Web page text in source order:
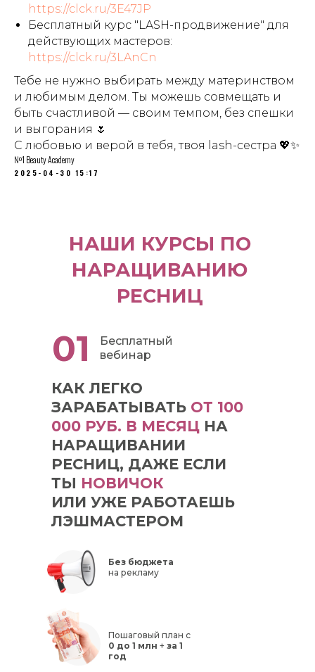
https://clck.ru/3E47JP
Бесплатный курс "LASH-продвижение" для
действующих мастеров:
https://clck.ru/3LAnCn
Тебе не нужно выбирать между материнством
и любимым делом. Ты можешь совмещать и
быть счастливой — своим темпом, без спешки
и выгорания 🌷
С любовью и верой в тебя, твоя lash-сестра 💖✨
№1 Beauty Academy
2025-04-30 15:17
НАШИ КУРСЫ ПО
НАРАЩИВАНИЮ
РЕСНИЦ
КАК ЛЕГКО
ЗАРАБАТЫВАТЬ ОТ 100
000 РУБ. В МЕСЯЦ НА
НАРАЩИВАНИИ
РЕСНИЦ, ДАЖЕ ЕСЛИ
ТЫ НОВИЧОК
ИЛИ УЖЕ РАБОТАЕШЬ
ЛЭШМАСТЕРОМ
Бесплатный
вебинар
Без бюджета
на рекламу
Пошаговый план с
0 до 1 млн + за 1
год
01